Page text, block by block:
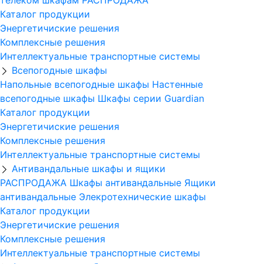
Каталог продукции
Энергетичиские решения
Комплексные решения
Интеллектуальные транспортные системы
Всепогодные шкафы
Напольные всепогодные шкафы Настенные
всепогодные шкафы Шкафы серии Guardian
Каталог продукции
Энергетичиские решения
Комплексные решения
Интеллектуальные транспортные системы
Антивандальные шкафы и ящики
РАСПРОДАЖА Шкафы антивандальные Ящики
антивандальные Элекротехнические шкафы
Каталог продукции
Энергетичиские решения
Комплексные решения
Интеллектуальные транспортные системы